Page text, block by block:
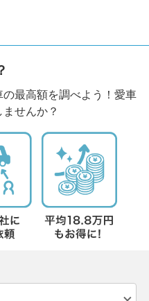
最高額を調べよう！愛車
せんか？